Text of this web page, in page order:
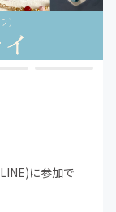
に参加で